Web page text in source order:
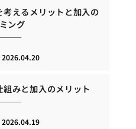
えるメリットと加入の
ング
2026.04.20
みと加入のメリット
2026.04.19